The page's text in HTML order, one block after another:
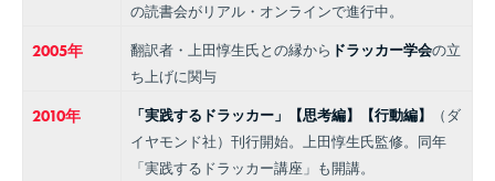
の読書会がリアル・オンラインで進行中。
2005年 翻訳者・上田惇生氏との縁から ドラッカー学会の立
ち上げに関与
2010年 「実践するドラッカー」【思考編】【行動編】
（ダ
イヤモンド社）刊行開始。上田惇生氏監修。同年
「実践するドラッカー講座」も開講。